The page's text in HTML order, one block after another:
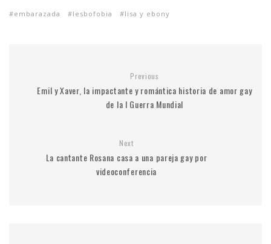
embarazada lesbofobia lisa y ebony
Previous
Emil y Xaver, la impactante y romántica historia de amor gay
de la I Guerra Mundial
Next
La cantante Rosana casa a una pareja gay por
videoconferencia